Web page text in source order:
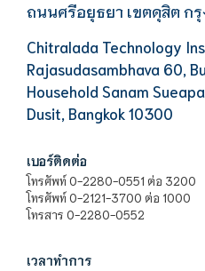
ถนนศรีอยุธยา เขตดุสิต กรุ
Chitralada Technology
Rajasudasambhava 60,
Household Sanam
Dusit, Bangkok 10300
เบอร์ติดต่อ
โทรศัพท์ 0-2280-0551 ต่อ 3200
โทรศัพท์ 0-2121-3700 ต่อ 1000
โทรสาร 0-2280-0552
เวลาทำการ